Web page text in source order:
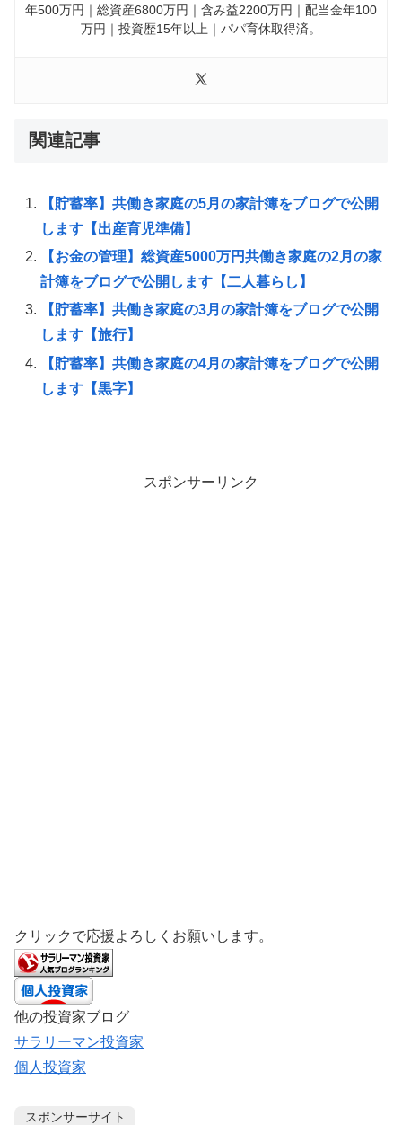
年500万円｜総資産6800万円｜含み益2200万円｜配当金年100
万円｜投資歴15年以上｜パパ育休取得済。
関連記事
【貯蓄率】共働き家庭の5月の家計簿をブログで公開
します【出産育児準備】
【お金の管理】総資産5000万円共働き家庭の2月の家
計簿をブログで公開します【二人暮らし】
【貯蓄率】共働き家庭の3月の家計簿をブログで公開
します【旅行】
【貯蓄率】共働き家庭の4月の家計簿をブログで公開
します【黒字】
スポンサーリンク
クリックで応援よろしくお願いします。
他の投資家ブログ
サラリーマン投資家
個人投資家
スポンサーサイト